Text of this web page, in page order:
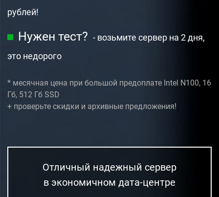
рублей!
Нужен тест? - возьмите сервер на 2 дня,
это недорого
* месячная цена при большой предоплате Intel N100, 16
Гб, 512 Гб SSD
+ проверьте скидки и архивные предложения!
Отличный надежный сервер
в экономичном дата-центре